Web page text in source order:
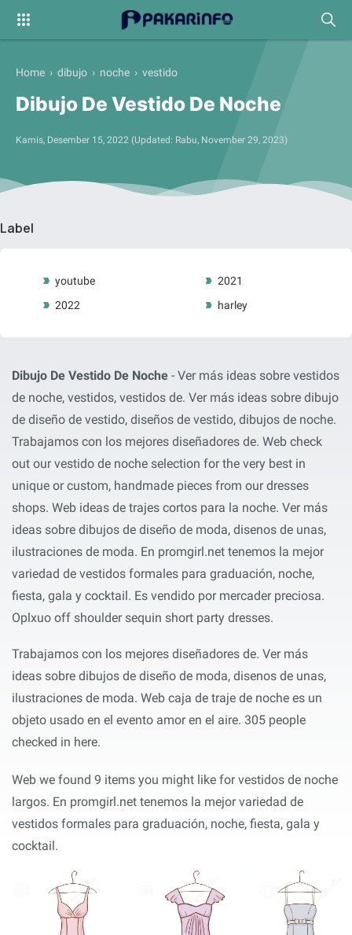
Label
youtube
2021
2022
harley
Home › dibujo › noche › vestido
Dibujo De Vestido De Noche
Kamis, Desember 15, 2022 (Updated: Rabu, November 29, 2023)
Dibujo De Vestido De Noche - Ver más ideas sobre vestidos
de noche, vestidos, vestidos de. Ver más ideas sobre dibujo
de diseño de vestido, diseños de vestido, dibujos de noche.
Trabajamos con los mejores diseñadores de. Web check
out our vestido de noche selection for the very best in
unique or custom, handmade pieces from our dresses
shops. Web ideas de trajes cortos para la noche. Ver más
ideas sobre dibujos de diseño de moda, disenos de unas,
ilustraciones de moda. En promgirl.net tenemos la mejor
variedad de vestidos formales para graduación, noche,
fiesta, gala y cocktail. Es vendido por mercader preciosa.
Oplxuo off shoulder sequin short party dresses.
Trabajamos con los mejores diseñadores de. Ver más
ideas sobre dibujos de diseño de moda, disenos de unas,
ilustraciones de moda. Web caja de traje de noche es un
objeto usado en el evento amor en el aire. 305 people
checked in here.
Web we found 9 items you might like for vestidos de noche
largos. En promgirl.net tenemos la mejor variedad de
vestidos formales para graduación, noche, fiesta, gala y
cocktail.